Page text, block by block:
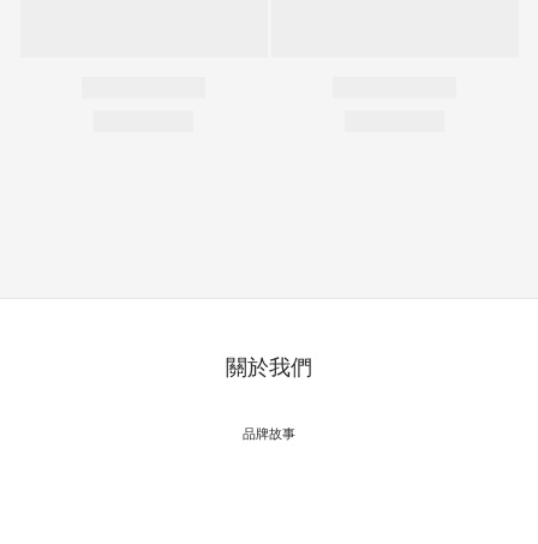
關於我們
品牌故事